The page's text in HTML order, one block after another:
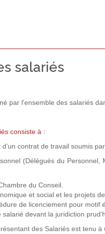
salariés
par l'ensemble des salariés
consiste à :
contrat de travail soumis
(Délégués du
du Conseil.
et social et les projets
de licenciement pour motif
devant la juridiction
des Salariés est tenu à